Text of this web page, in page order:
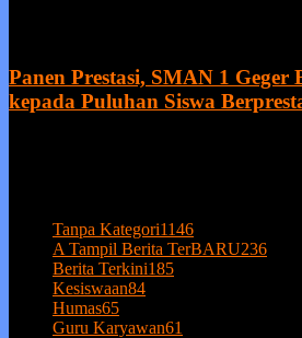
Panen Prestasi, SMAN 1 Geger
kepada Puluhan Siswa
Tanpa Kategori1146
A Tampil Berita TerBARU236
Berita Terkini185
Kesiswaan84
Humas65
Guru Karyawan61